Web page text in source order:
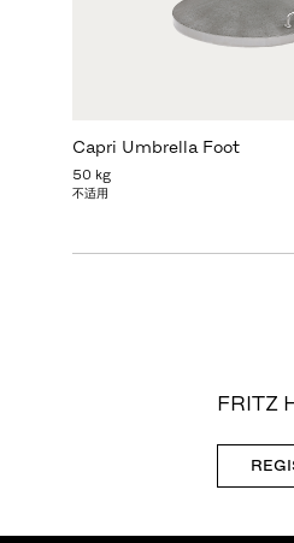
Capri Umbrella Foot
50 kg
不适用
FRITZ